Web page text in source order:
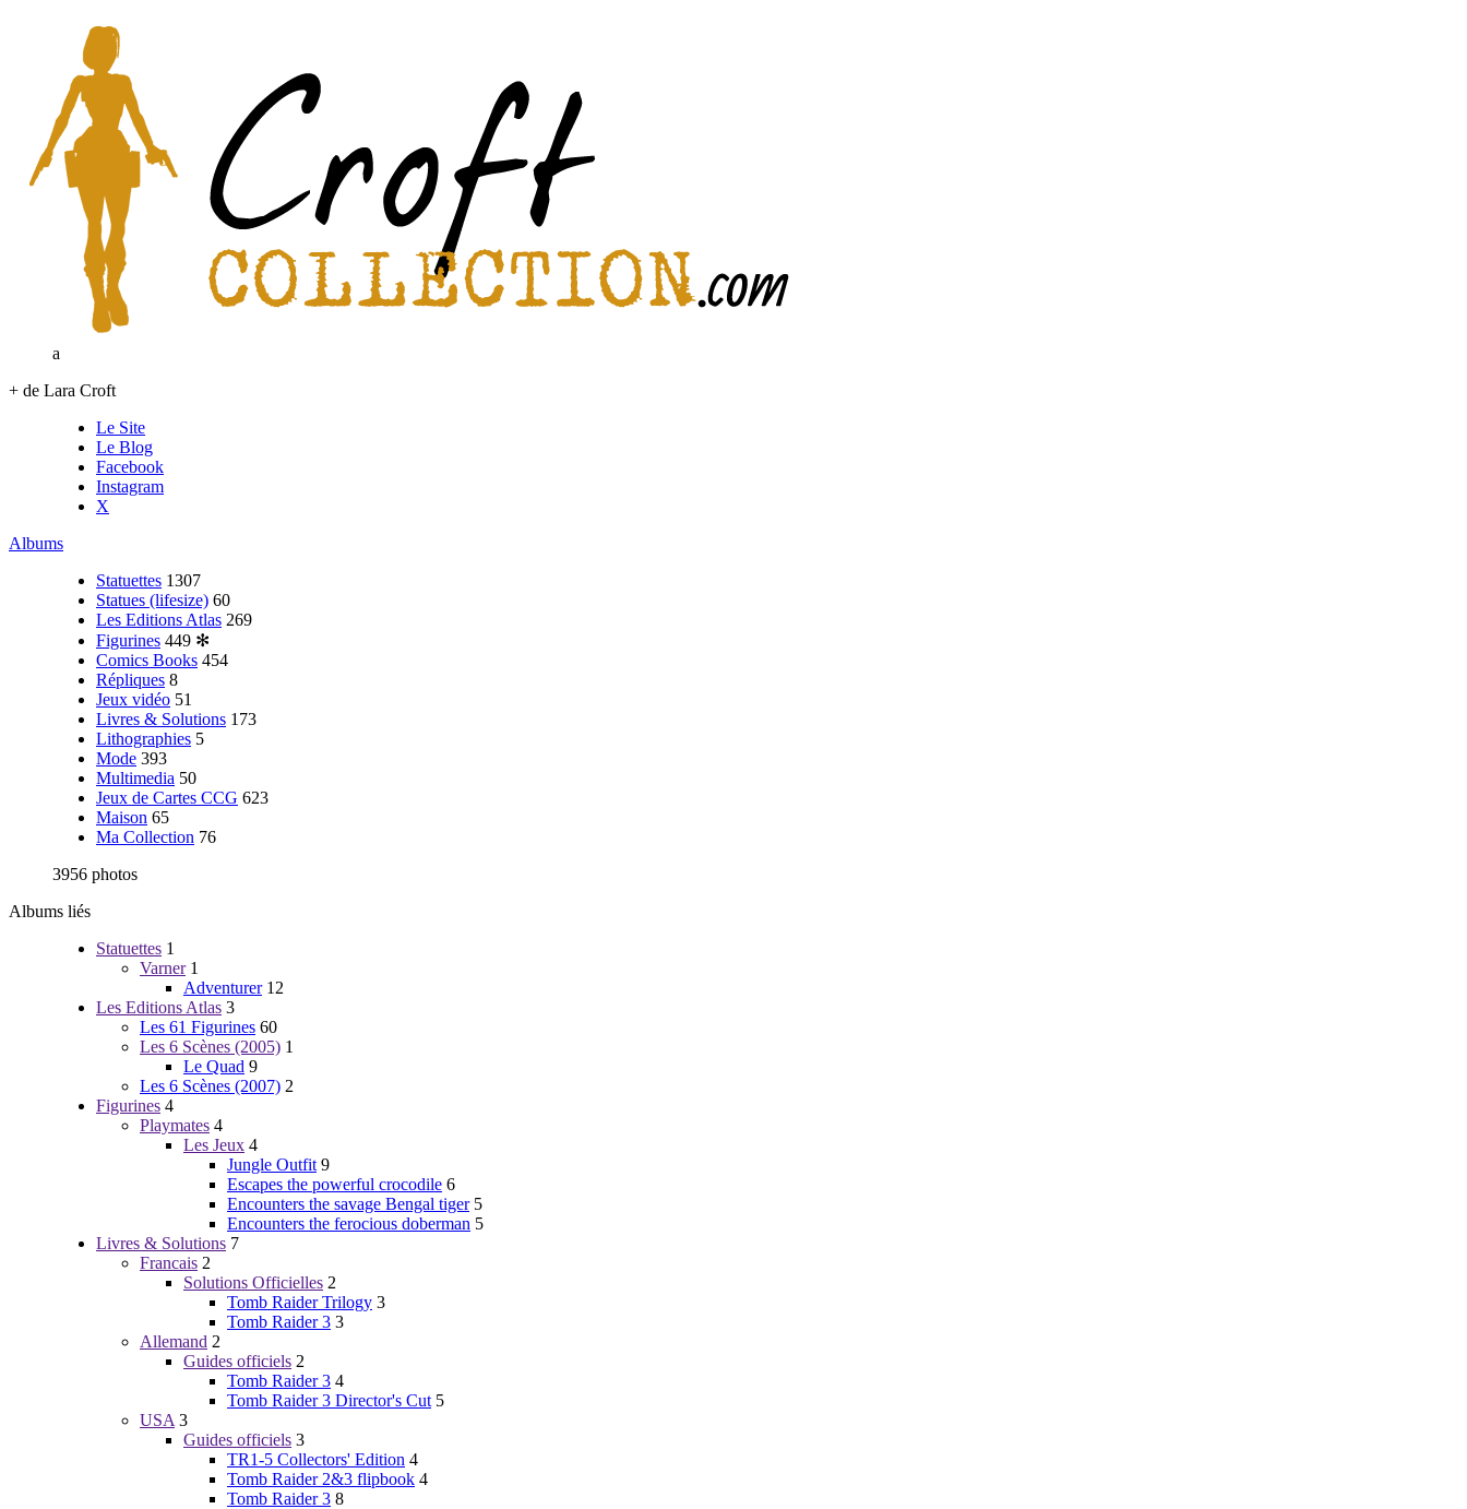
a
+ de Lara Croft
Le Site
Le Blog
Facebook
Instagram
X
Albums
Statuettes 1307
Statues (lifesize) 60
Les Editions Atlas 269
Figurines 449 ✻
Comics Books 454
Répliques 8
Jeux vidéo 51
Livres & Solutions 173
Lithographies 5
Mode 393
Multimedia 50
Jeux de Cartes CCG 623
Maison 65
Ma Collection 76
3956 photos
Albums liés
Statuettes 1
Varner 1
Adventurer 12
Les Editions Atlas 3
Les 61 Figurines 60
Les 6 Scènes (2005) 1
Le Quad 9
Les 6 Scènes (2007) 2
Figurines 4
Playmates 4
Les Jeux 4
Jungle Outfit 9
Escapes the powerful crocodile 6
Encounters the savage Bengal tiger 5
Encounters the ferocious doberman 5
Livres & Solutions 7
Francais 2
Solutions Officielles 2
Tomb Raider Trilogy 3
Tomb Raider 3 3
Allemand 2
Guides officiels 2
Tomb Raider 3 4
Tomb Raider 3 Director's Cut 5
USA 3
Guides officiels 3
TR1-5 Collectors' Edition 4
Tomb Raider 2&3 flipbook 4
Tomb Raider 3 8